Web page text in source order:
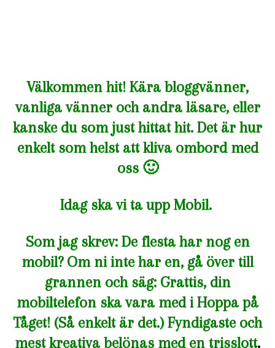
Välkommen hit! Kära bloggvänner,
vanliga vänner och andra läsare, eller
kanske du som just hittat hit. Det är hur
enkelt som helst att kliva ombord med
oss 🙂
Idag ska vi ta upp Mobil.
Som jag skrev: De flesta har nog en
mobil? Om ni inte har en, gå över till
grannen och säg: Grattis, din
mobiltelefon ska vara med i Hoppa på
Tåget! (Så enkelt är det.) Fyndigaste och
mest kreativa belönas med en trisslott.